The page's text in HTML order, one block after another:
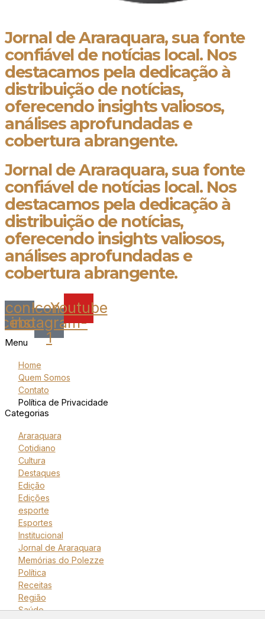
Jornal de Araraquara, sua fonte
confiável de notícias local. Nos
destacamos pela dedicação à
distribuição de notícias,
oferecendo insights valiosos,
análises aprofundadas e
cobertura abrangente.
Jornal de Araraquara, sua fonte
confiável de notícias local. Nos
destacamos pela dedicação à
distribuição de notícias,
oferecendo insights valiosos,
análises aprofundadas e
cobertura abrangente.
Icon-Icon-
instagram-
1
Youtube
Menu
Home
Quem Somos
Contato
Política de Privacidade
Categorias
Araraquara
Cotidiano
Cultura
Destaques
Edição
Edições
esporte
Esportes
Institucional
Jornal de Araraquara
Memórias do Polezze
Política
Receitas
Região
Saúde